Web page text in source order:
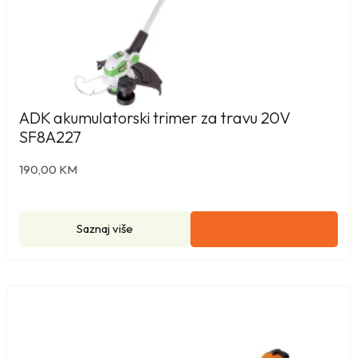
ADK akumulatorski trimer za travu 20V
SF8A227
190,00 KM
Saznaj više